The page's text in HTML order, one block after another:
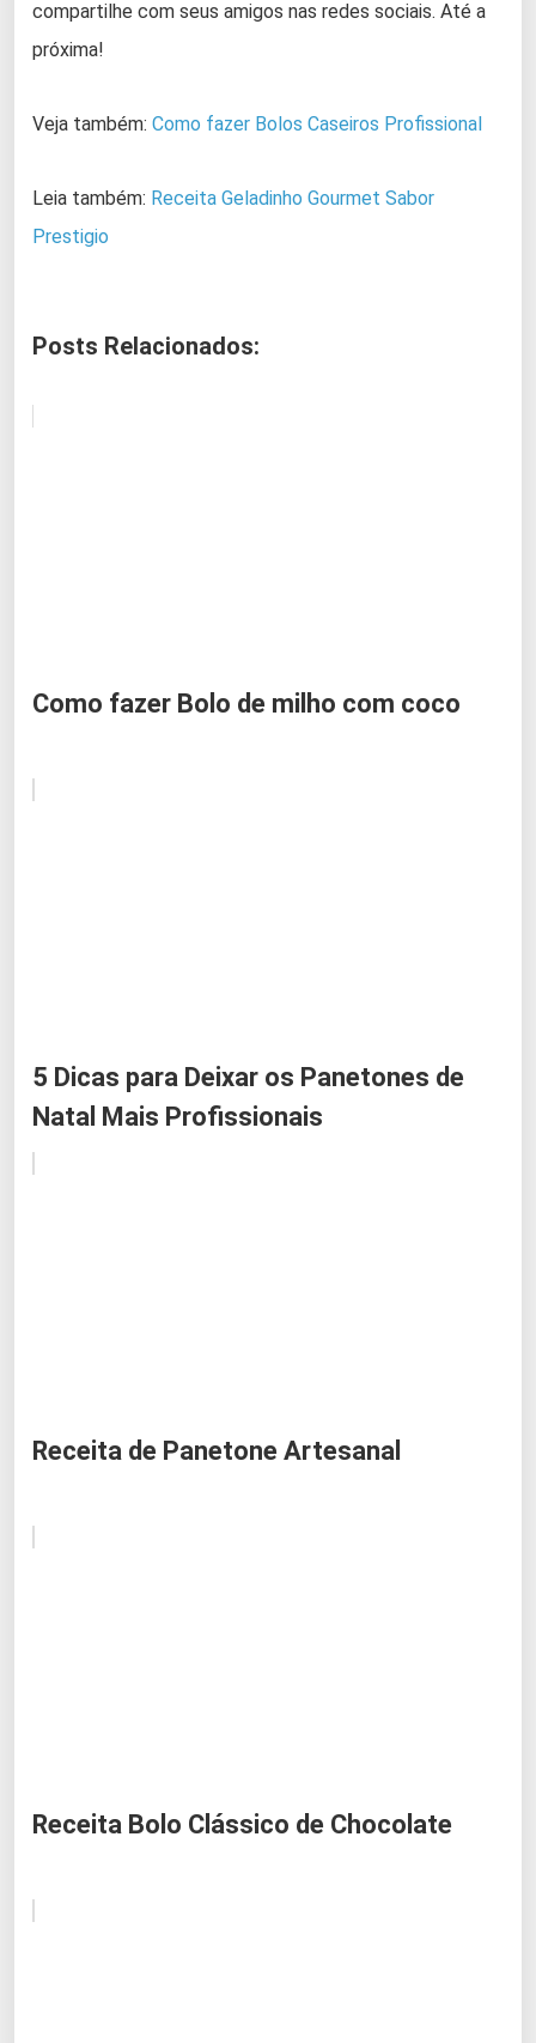
compartilhe com seus amigos nas redes sociais. Até a
próxima!
Veja também: Como fazer Bolos Caseiros Profissional
Leia também: Receita Geladinho Gourmet Sabor
Prestigio
Posts Relacionados:
Como fazer Bolo de milho com coco
5 Dicas para Deixar os Panetones de
Natal Mais Profissionais
Receita de Panetone Artesanal
Receita Bolo Clássico de Chocolate